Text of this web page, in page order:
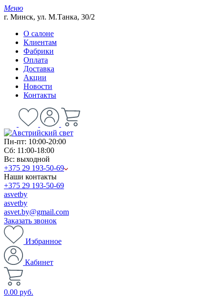
Меню
г. Минск, ул. М.Танка, 30/2
О салоне
Клиентам
Фабрики
Оплата
Доставка
Акции
Новости
Контакты
Пн-пт: 10:00-20:00
Сб: 11:00-18:00
Вс: выходной
+375 29 193-50-69
Наши контакты
+375 29 193-50-69
asvetby
asvetby
asvet.by@gmail.com
Заказать звонок
Избранное
Кабинет
0.00 руб.